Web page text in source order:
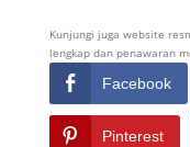
Kunjungi juga website
lengkap dan penawaran
Facebook
Pinterest